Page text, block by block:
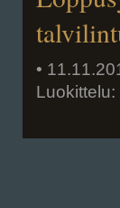
•
Luokittelu: